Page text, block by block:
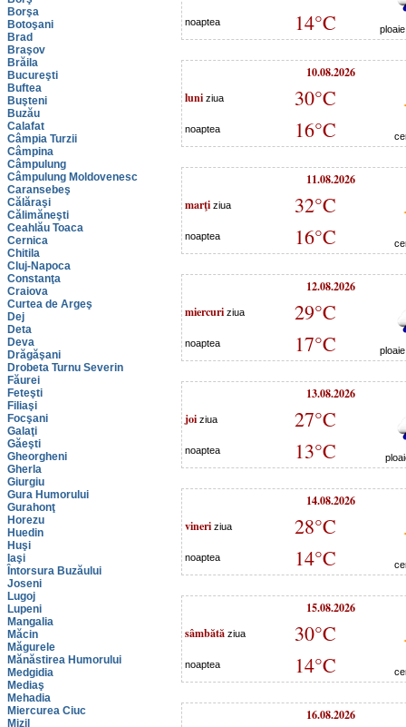
Borşa
Botoşani
Brad
Braşov
Brăila
Bucureşti
Buftea
Buşteni
Buzău
Calafat
Câmpia Turzii
Câmpina
Câmpulung
Câmpulung Moldovenesc
Caransebeş
Călăraşi
Călimăneşti
Ceahlău Toaca
Cernica
Chitila
Cluj-Napoca
Constanţa
Craiova
Curtea de Argeş
Dej
Deta
Deva
Drăgăşani
Drobeta Turnu Severin
Făurei
Feteşti
Filiaşi
Focşani
Galaţi
Găeşti
Gheorgheni
Gherla
Giurgiu
Gura Humorului
Gurahonţ
Horezu
Huedin
Huşi
Iaşi
Întorsura Buzăului
Joseni
Lugoj
Lupeni
Mangalia
Măcin
Măgurele
Mănăstirea Humorului
Medgidia
Mediaş
Mehadia
Miercurea Ciuc
Mizil
noaptea 14°C
10.08.2026
luni ziua 30°C
noaptea 16°C
11.08.2026
marţi ziua 32°C
noaptea 16°C
12.08.2026
miercuri ziua 29°C
noaptea 17°C
13.08.2026
joi ziua 27°C
noaptea 13°C
14.08.2026
vineri ziua 28°C
noaptea 14°C
15.08.2026
sâmbătă ziua 30°C
noaptea 14°C
16.08.2026